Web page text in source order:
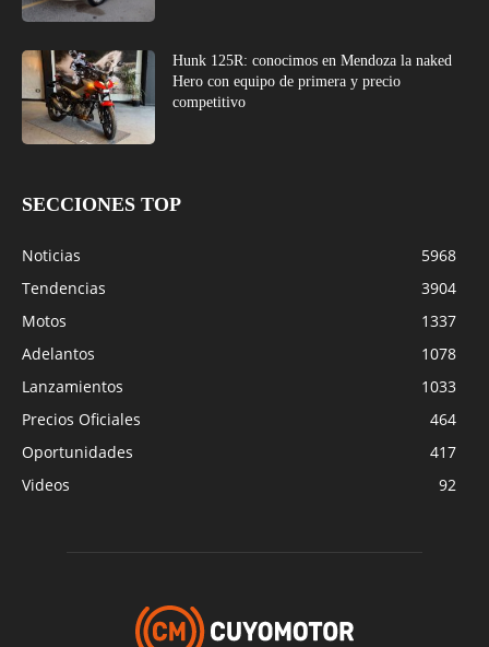
Hunk 125R: conocimos en Mendoza la naked
Hero con equipo de primera y precio
competitivo
SECCIONES TOP
Noticias
5968
Tendencias
3904
Motos
1337
Adelantos
1078
Lanzamientos
1033
Precios Oficiales
464
Oportunidades
417
Videos
92